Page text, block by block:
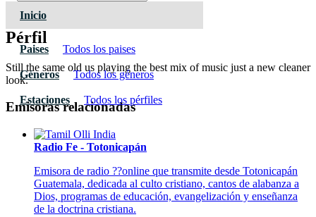
Inicio
Paises Todos los paises
Géneros Todos los géneros
Estaciones Todos los pérfiles
Pérfil
Still the same old us playing the best mix of music just a new cleaner
look.
Emisoras relacionadas
Radio Fe - Totonicapán
Emisora de radio ??online que transmite desde Totonicapán
Guatemala, dedicada al culto cristiano, cantos de alabanza a
Dios, programas de educación, evangelización y enseñanza
de la doctrina cristiana.